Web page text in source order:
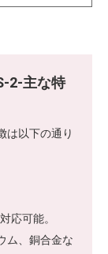
2-主な特
は以下の通り
応可能。
ム、銅合金な